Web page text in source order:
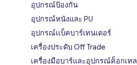
อุปกรณ์ป้องกัน
อุปกรณ์หนังและ PU
อุปกรณ์เเบ็คบาร์เทนเดอร์
เครื่องประดับ Off Trade
เครื่องมือบาร์และอุปกรณ์ค็อกเทล